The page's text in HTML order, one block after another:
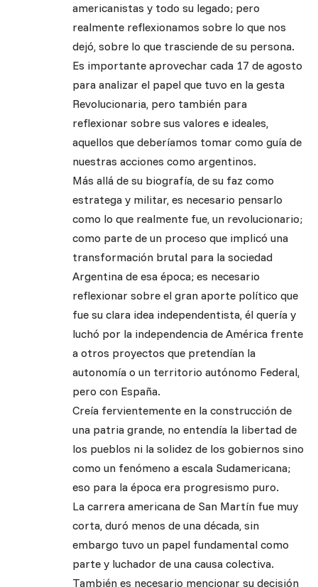
americanistas y todo su legado; pero
realmente reflexionamos sobre lo que nos
dejó, sobre lo que trasciende de su persona.
Es importante aprovechar cada 17 de agosto
para analizar el papel que tuvo en la gesta
Revolucionaria, pero también para
reflexionar sobre sus valores e ideales,
aquellos que deberíamos tomar como guía de
nuestras acciones como argentinos.
Más allá de su biografía, de su faz como
estratega y militar, es necesario pensarlo
como lo que realmente fue, un revolucionario;
como parte de un proceso que implicó una
transformación brutal para la sociedad
Argentina de esa época; es necesario
reflexionar sobre el gran aporte político que
fue su clara idea independentista, él quería y
luchó por la independencia de América frente
a otros proyectos que pretendían la
autonomía o un territorio autónomo Federal,
pero con España.
Creía fervientemente en la construcción de
una patria grande, no entendía la libertad de
los pueblos ni la solidez de los gobiernos sino
como un fenómeno a escala Sudamericana;
eso para la época era progresismo puro.
La carrera americana de San Martín fue muy
corta, duró menos de una década, sin
embargo tuvo un papel fundamental como
parte y luchador de una causa colectiva.
También es necesario mencionar su decisión